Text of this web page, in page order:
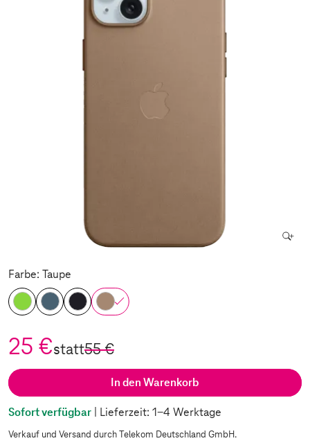
Farbe: Taupe
25 €statt55 €
In den Warenkorb
Sofort verfügbar | Lieferzeit: 1-4 Werktage
Verkauf und Versand durch Telekom Deutschland GmbH.